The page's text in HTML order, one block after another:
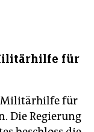
für
Militärhilfe für
Die Regierung